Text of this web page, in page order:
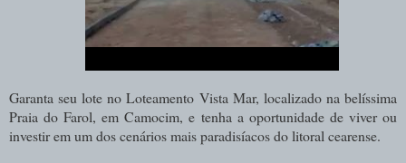
Garanta seu lote no Loteamento Vista Mar, localizado na belíssima
Praia do Farol, em Camocim, e tenha a oportunidade de viver ou
investir em um dos cenários mais paradisíacos do litoral cearense.